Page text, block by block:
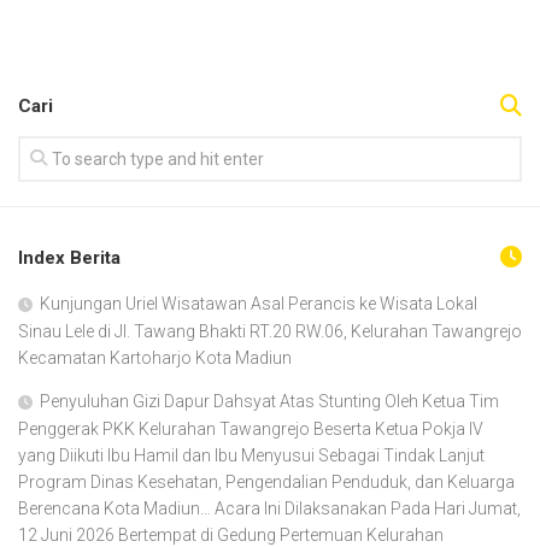
Cari
Index Berita
Kunjungan Uriel Wisatawan Asal Perancis ke Wisata Lokal
Sinau Lele di Jl. Tawang Bhakti RT.20 RW.06, Kelurahan Tawangrejo
Kecamatan Kartoharjo Kota Madiun
Penyuluhan Gizi Dapur Dahsyat Atas Stunting Oleh Ketua Tim
Penggerak PKK Kelurahan Tawangrejo Beserta Ketua Pokja IV
yang Diikuti Ibu Hamil dan Ibu Menyusui Sebagai Tindak Lanjut
Program Dinas Kesehatan, Pengendalian Penduduk, dan Keluarga
Berencana Kota Madiun… Acara Ini Dilaksanakan Pada Hari Jumat,
12 Juni 2026 Bertempat di Gedung Pertemuan Kelurahan